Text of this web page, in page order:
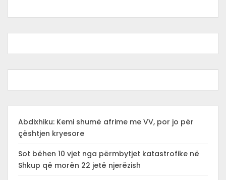
Abdixhiku: Kemi shumë afrime me VV, por jo për
çështjen kryesore
Sot bëhen 10 vjet nga përmbytjet katastrofike në
Shkup që morën 22 jetë njerëzish